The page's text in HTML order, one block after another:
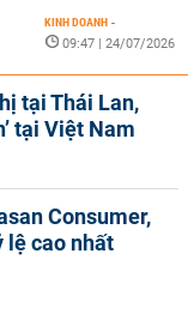
KINH DOANH -
09:47 | 24/07/2026
tại Thái Lan,
tại Việt Nam
Consumer,
lệ cao nhất